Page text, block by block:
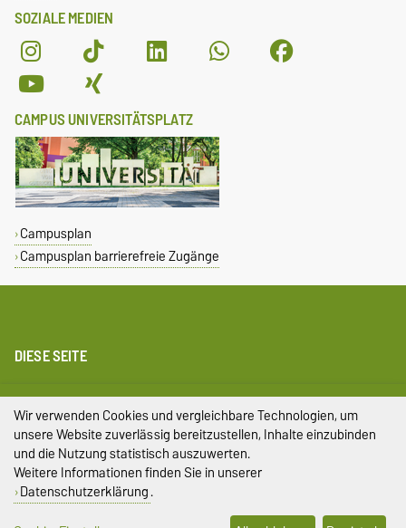
SOZIALE MEDIEN
CAMPUS UNIVERSITÄTSPLATZ
Campusplan
Campusplan barrierefreie Zugänge
DIESE SEITE
Impressum
Datenschutz
Barrierefreiheit
Cookie-Einstellungen
Wir verwenden Cookies und vergleichbare Technologien, um
unsere Website zuverlässig bereitzustellen, Inhalte einzubinden
und die Nutzung statistisch auszuwerten.
Weitere Informationen finden Sie in unserer
Datenschutzerklärung.